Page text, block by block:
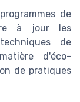
de
à jour les
de
d'éco-
de pratiques